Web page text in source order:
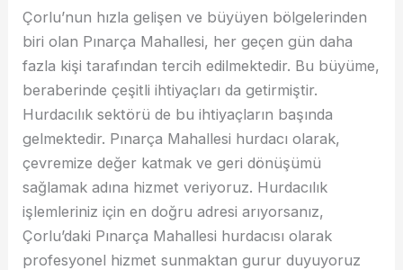
Çorlu’nun hızla gelişen ve büyüyen bölgelerinden
biri olan Pınarça Mahallesi, her geçen gün daha
fazla kişi tarafından tercih edilmektedir. Bu büyüme,
beraberinde çeşitli ihtiyaçları da getirmiştir.
Hurdacılık sektörü de bu ihtiyaçların başında
gelmektedir. Pınarça Mahallesi hurdacı olarak,
çevremize değer katmak ve geri dönüşümü
sağlamak adına hizmet veriyoruz. Hurdacılık
işlemleriniz için en doğru adresi arıyorsanız,
Çorlu’daki Pınarça Mahallesi hurdacısı olarak
profesyonel hizmet sunmaktan gurur duyuyoruz